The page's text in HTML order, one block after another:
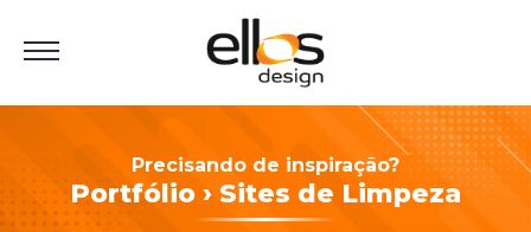
Precisando de inspiração?
Portfólio › Sites de Limpeza